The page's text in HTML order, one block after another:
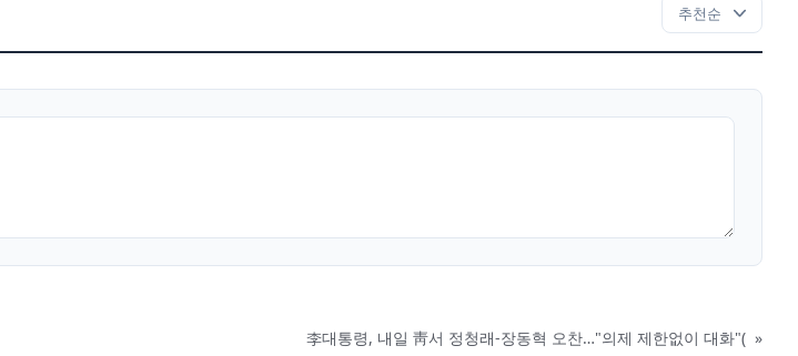
李대통령, 내일 靑서 정청래-장동혁 오찬…"의제 제한없이 대화"( »